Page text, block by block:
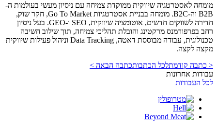
מומחה לאסטרטגיה שיווקית ממוקדת צמיחה עם ניסיון מעשי בעולמות ה-
B2B וה-B2C. מומחה בבניית אסטרטגיות Go To Market, חקר שוק,
חדירה לשווקים חדשים, אוטומציה שיווקית, SEO ו-GEO. בעל ניסיון
רחב בפרפורמנס מרקטינג והובלת תהליכי צמיחה, תוך שילוב חשיבה
טכנולוגית, עבודה מבוססת דאטה, Data Tracking וניהול פעילות שיווקית
מקצה לקצה.
< כתבה קודמתלכל הכתבותכתבה הבאה >
עבודות אחרונות
לכל העבודות